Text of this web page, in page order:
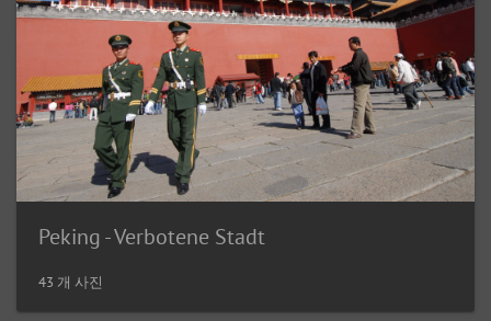
Peking - Verbotene Stadt
43 개 사진